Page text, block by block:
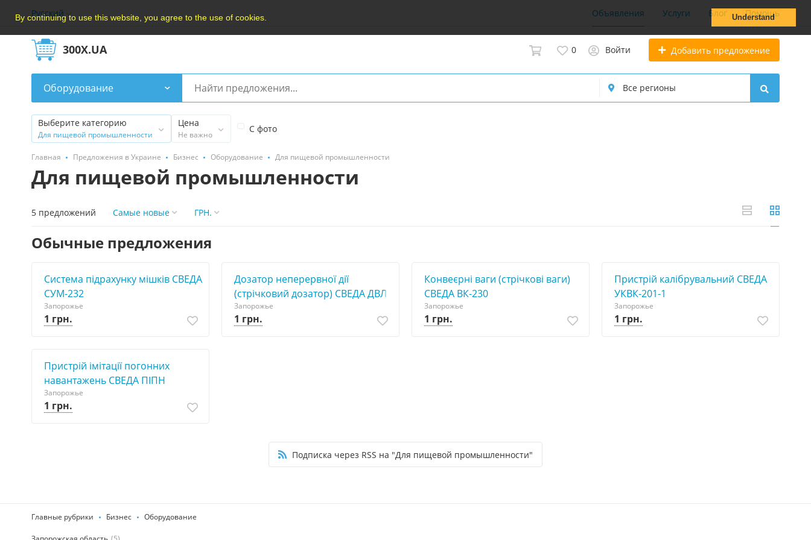
By continuing to use this website, you agree to the use of cookies. Understand
Русский Объявления Услуги Блог Помощь
300X.UA 0 Войти Добавить предложение
Оборудование
Выберите категорию
Для пищевой промышленности
Цена
Не важно
С фото
Главная Предложения в Украине Бизнес Оборудование Для пищевой промышленности
Для пищевой промышленности
5 предложений Самые новые ГРН.
Обычные предложения
Система підрахунку мішків СВЕДА
СУМ-232
Запорожье
1 грн.
Дозатор неперервної дії
(стрічковий дозатор) СВЕДА ДВЛ
Запорожье
1 грн.
Конвеєрні ваги (стрічкові ваги)
СВЕДА ВК-230
Запорожье
1 грн.
Пристрій калібрувальний СВЕДА
УКВК-201-1
Запорожье
1 грн.
Пристрій імітації погонних
навантажень СВЕДА ПІПН
Запорожье
1 грн.
Подписка через RSS на "Для пищевой промышленности"
Главные рубрики Бизнес Оборудование